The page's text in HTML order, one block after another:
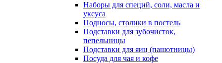
Наборы для специй, соли, масла и
уксуса
Подносы, столики в постель
Подставки для зубочисток,
пепельницы
Подставки для яиц (пашотницы)
Посуда для чая и кофе